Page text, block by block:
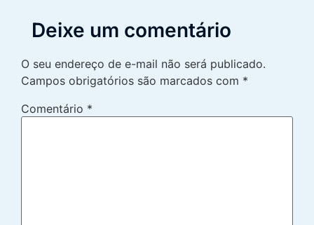
Deixe um comentário
O seu endereço de e-mail não será publicado.
Campos obrigatórios são marcados com *
Comentário *